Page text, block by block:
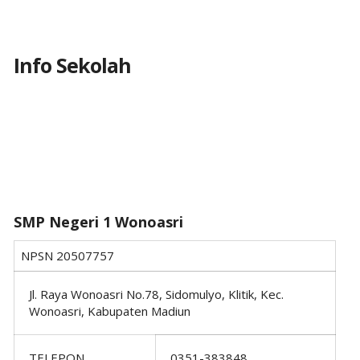
Info Sekolah
SMP Negeri 1 Wonoasri
NPSN 20507757
Jl. Raya Wonoasri No.78, Sidomulyo, Klitik, Kec.
Wonoasri, Kabupaten Madiun